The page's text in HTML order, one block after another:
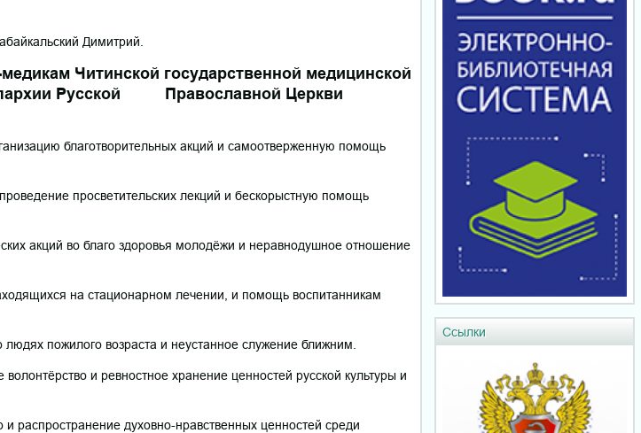
Димитрий.
Читинской государственной медицинской
Русской Православной Церкви
благотворительных акций и самоотверженную помощь
просветительских лекций и бескорыстную помощь
акций во благо здоровья молодёжи и неравнодушное отношение
на стационарном лечении, и помощь воспитанникам
пожилого возраста и неустанное служение ближним.
волонтёрство и ревностное хранение ценностей русской культуры и
и распространение духовно-нравственных ценностей среди
Ссылки